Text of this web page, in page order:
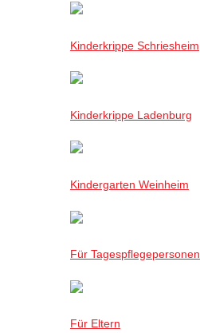
Kinderkrippe Schriesheim
Kinderkrippe Ladenburg
Kindergarten Weinheim
Für Tagespflegepersonen
Für Eltern